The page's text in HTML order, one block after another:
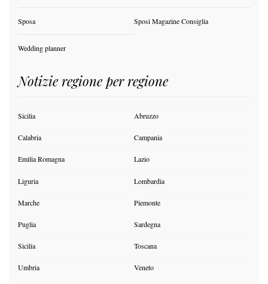
Sposa Sposi Magazine Consiglia
Wedding planner
Notizie regione per regione
Sicilia Abruzzo
Calabria Campania
Emilia Romagna Lazio
Liguria Lombardia
Marche Piemonte
Puglia Sardegna
Sicilia Toscana
Umbria Veneto